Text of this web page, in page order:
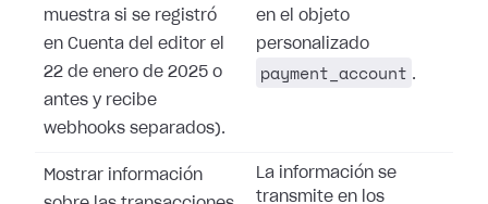
muestra si se registró
en Cuenta del editor el
22 de enero de 2025 o
antes y recibe
webhooks separados).
en el objeto
personalizado
payment_account .
Mostrar información
La información se
transmite en los